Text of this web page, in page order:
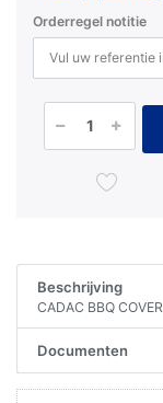
Orderregel notitie
Beschrijving
CADAC BBQ
Documenten